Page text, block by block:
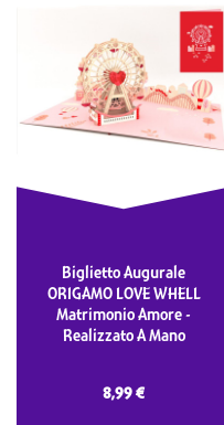
Biglietto Augurale
ORIGAMO LOVE WHELL
Matrimonio Amore -
Realizzato A Mano
8,99 €